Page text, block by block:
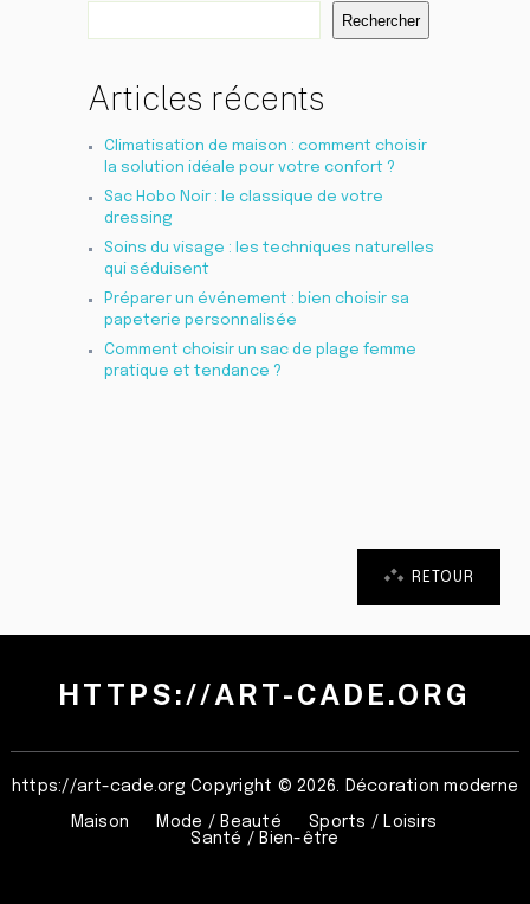
Rechercher
Articles récents
Climatisation de maison : comment choisir
la solution idéale pour votre confort ?
Sac Hobo Noir : le classique de votre
dressing
Soins du visage : les techniques naturelles
qui séduisent
Préparer un événement : bien choisir sa
papeterie personnalisée
Comment choisir un sac de plage femme
pratique et tendance ?
RETOUR
HTTPS://ART-CADE.ORG
https://art-cade.org Copyright © 2026. Décoration moderne
Maison Mode / Beauté
Sports / Loisirs
Santé / Bien-être